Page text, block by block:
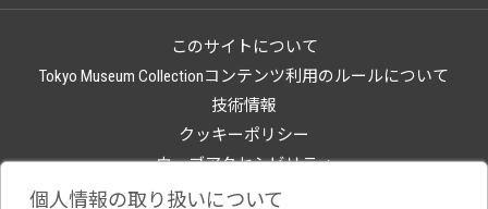
このサイトについて
Tokyo Museum Collectionコンテンツ利用のルールについて
技術情報
クッキーポリシー
ウェブアクセシビリティ
関連サイト
個人情報の取り扱いについて